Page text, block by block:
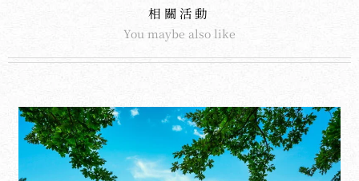
相關活動
You maybe also like